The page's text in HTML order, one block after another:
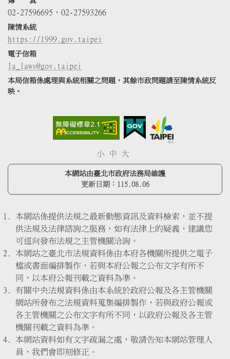
02-27596695、02-27593266
陳情系統
https://1999.gov.taipei
電子信箱
la_laws@gov.taipei
本局信箱係處理與系統相關之問題，其餘市政問題請至陳情系統反
映。
小 中 大
本網站由臺北市政府法務局維護
更新日期： 115.08.06
本網站係提供法規之最新動態資訊及資料檢索，並不提
供法規及法律諮詢之服務，如有法律上的疑義，建議您
可逕向發布法規之主管機關洽詢。
本網站之臺北市法規資料係由本府各機關所提供之電子
檔或書面編排製作，若與本府公報之公布文字有所不
同，以本府公報刊載之資料為準。
有關中央法規資料係由本系統於政府公報及各主管機關
網站所發布之法規資料蒐集編排製作，若與政府公報或
各主管機關之公布文字有所不同，以政府公報及各主管
機關刊載之資料為準。
本網站資料如有文字疏漏之處，敬請告知本網站管理人
員，我們會即刻修正。